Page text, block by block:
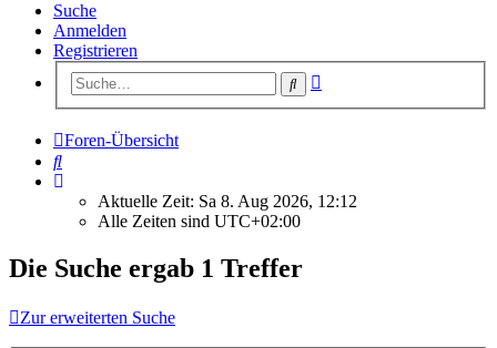
Suche
Anmelden
Registrieren
Suche
Foren-Übersicht
Suche
Aktuelle Zeit: Sa 8. Aug 2026, 12:12
Alle Zeiten sind UTC+02:00
Die Suche ergab 1 Treffer
Zur erweiterten Suche